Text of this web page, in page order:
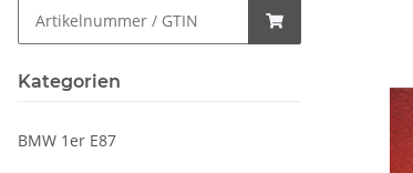
Kategorien
BMW 1er E87